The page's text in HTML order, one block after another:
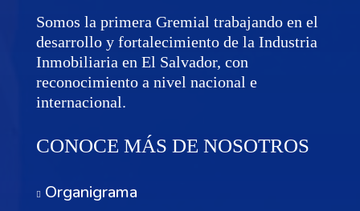
Somos la primera Gremial trabajando en el
desarrollo y fortalecimiento de la Industria
Inmobiliaria en El Salvador, con
reconocimiento a nivel nacional e
internacional.
CONOCE MÁS DE NOSOTROS
Organigrama